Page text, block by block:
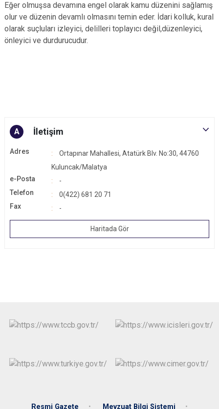
Eğer olmuşsa devamına engel olarak kamu düzenini sağlamış
olur ve düzenin devamlı olmasını temin eder. İdari kolluk, kural
olarak suçluları izleyici, delilleri toplayıcı değil,düzenleyici,
önleyici ve durdurucudur.
A İletişim
Adres
Ortapınar Mahallesi, Atatürk Blv. No:30, 44760
Kuluncak/Malatya
e-Posta
-
Telefon
0(422) 681 20 71
Fax
-
Haritada Gör
Resmi Gazete Mevzuat Bilgi Sistemi